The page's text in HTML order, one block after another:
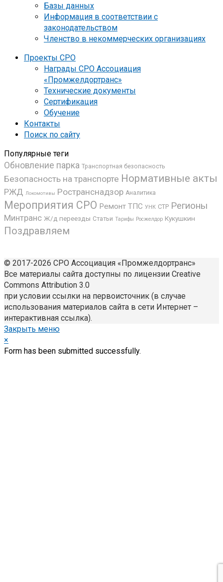
Базы данных
Информация в соответствии с
законодательством
Членство в некоммерческих организациях
Проекты СРО
Награды СРО Ассоциация
«Промжелдортранс»
Технические документы
Сертификация
Обучение
Контакты
Поиск по сайту
Популярные теги
Обновление парка Транспортная безопасность
Безопасность на транспорте Нормативные акты
РЖД Локомотивы Ространснадзор Аналитика
Мероприятия СРО Ремонт ТПС УНК СТР Регионы
Минтранс Ж/д переезды Статьи Тарифы Росжелдор Кукушкин
Поздравляем
© 2017-2026 СРО Ассоциация «Промжелдортранс»
Все материалы сайта доступны по лицензии Creative
Commons Attribution 3.0
при условии ссылки на первоисточник (в случае
использования материалов сайта в сети Интернет –
интерактивная ссылка).
Закрыть меню
×
Form has been submitted successfully.